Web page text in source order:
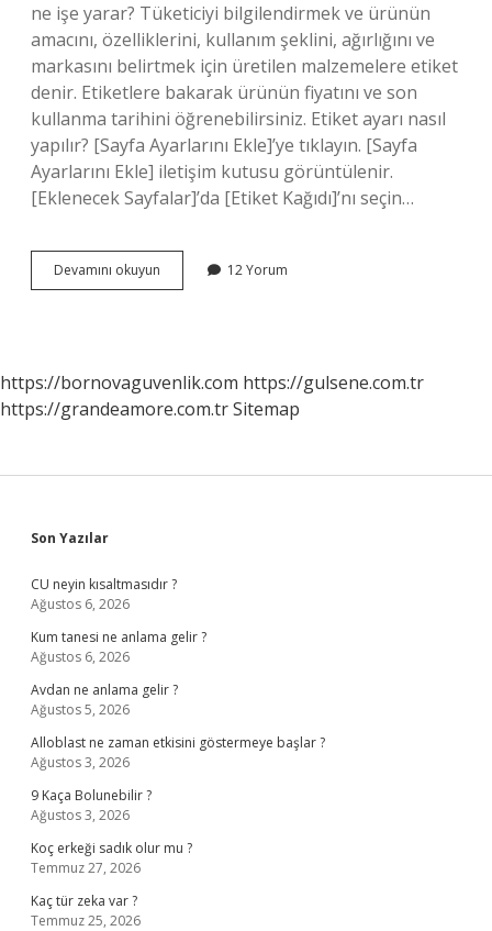
ne işe yarar? Tüketiciyi bilgilendirmek ve ürünün
amacını, özelliklerini, kullanım şeklini, ağırlığını ve
markasını belirtmek için üretilen malzemelere etiket
denir. Etiketlere bakarak ürünün fiyatını ve son
kullanma tarihini öğrenebilirsiniz. Etiket ayarı nasıl
yapılır? [Sayfa Ayarlarını Ekle]’ye tıklayın. [Sayfa
Ayarlarını Ekle] iletişim kutusu görüntülenir.
[Eklenecek Sayfalar]’da [Etiket Kağıdı]’nı seçin…
Devamını okuyun Bilgisayarda
Etiket
12 Yorum
https://bornovaguvenlik.com https://gulsene.com.tr
https://grandeamore.com.trSitemap
Sidebar
Son Yazılar
CU neyin kısaltmasıdır ?
Ağustos 6, 2026
Kum tanesi ne anlama gelir ?
Ağustos 6, 2026
Avdan ne anlama gelir ?
Ağustos 5, 2026
Alloblast ne zaman etkisini göstermeye başlar ?
Ağustos 3, 2026
9 Kaça Bolunebilir ?
Ağustos 3, 2026
Koç erkeği sadık olur mu ?
Temmuz 27, 2026
Kaç tür zeka var ?
Temmuz 25, 2026